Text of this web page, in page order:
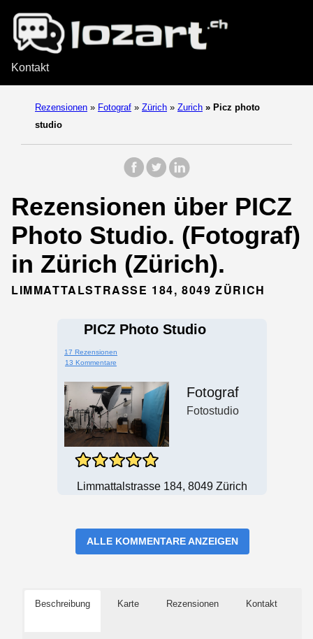
Kontakt
Rezensionen » Fotograf » Zürich » Zurich » Picz photo
studio
Rezensionen über PICZ
Photo Studio. (Fotograf)
in Zürich (Zürich).
LIMMATTALSTRASSE 184, 8049 ZÜRICH
PICZ Photo Studio
17 Rezensionen
13 Kommentare
Fotograf
Fotostudio
Limmattalstrasse 184, 8049 Zürich
ALLE KOMMENTARE ANZEIGEN
Beschreibung Karte Rezensionen Kontakt